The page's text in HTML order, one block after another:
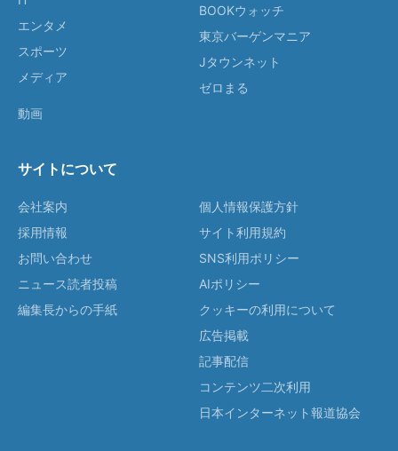
エンタメ
スポーツ
メディア
動画
BOOKウォッチ
東京バーゲンマニア
Jタウンネット
ゼロまる
サイトについて
会社案内
採用情報
お問い合わせ
ニュース読者投稿
編集長からの手紙
個人情報保護方針
サイト利用規約
SNS利用ポリシー
AIポリシー
クッキーの利用について
広告掲載
記事配信
コンテンツ二次利用
日本インターネット報道協会